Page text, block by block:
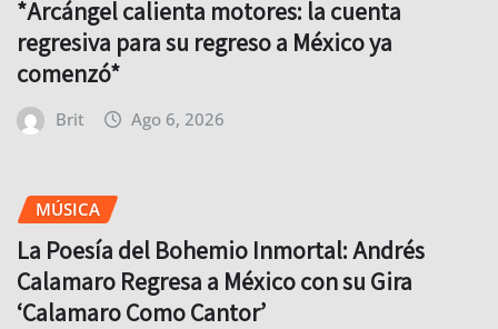
*Arcángel calienta motores: la cuenta
regresiva para su regreso a México ya
comenzó*
Brit Ago 6, 2026
MÚSICA
La Poesía del Bohemio Inmortal: Andrés
Calamaro Regresa a México con su Gira
‘Calamaro Como Cantor’